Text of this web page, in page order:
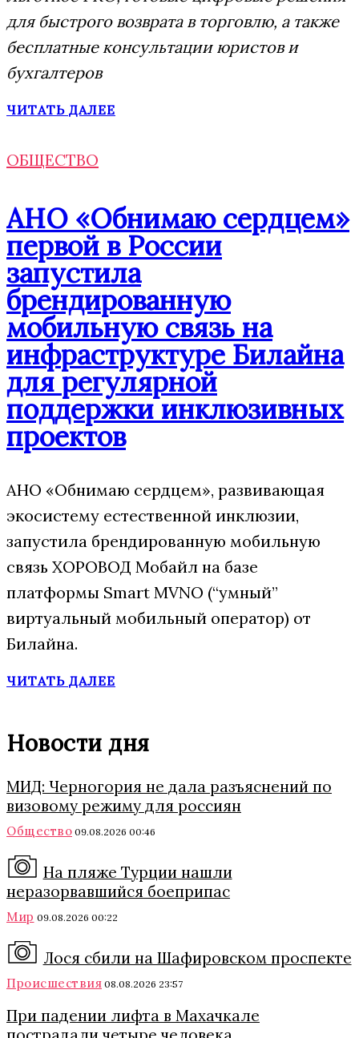
для быстрого возврата в торговлю, а также
бесплатные консультации юристов и
бухгалтеров
ЧИТАТЬ ДАЛЕЕ
ОБЩЕСТВО
АНО «Обнимаю сердцем»
первой в России
запустила
брендированную
мобильную связь на
инфраструктуре Билайна
для регулярной
поддержки инклюзивных
проектов
АНО «Обнимаю сердцем», развивающая
экосистему естественной инклюзии,
запустила брендированную мобильную
связь ХОРОВОД Мобайл на базе
платформы Smart MVNO (“умный”
виртуальный мобильный оператор) от
Билайна.
ЧИТАТЬ ДАЛЕЕ
Новости дня
МИД: Черногория не дала разъяснений по
визовому режиму для россиян
Общество 09.08.2026 00:46
На пляже Турции нашли
неразорвавшийся боеприпас
Мир 09.08.2026 00:22
Лося сбили на Шафировском проспекте
Происшествия 08.08.2026 23:57
При падении лифта в Махачкале